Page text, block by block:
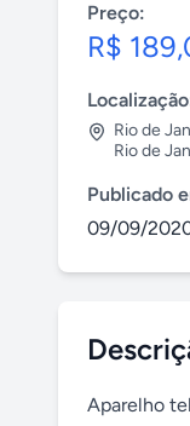
Preço:
R$
Rio de
Rio de
Publicado
09/09/
Aparelho